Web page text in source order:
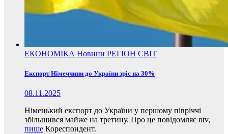
ЕКОНОМІКА Новини РЕГІОН СВІТ
Експорт Німеччини до України зріс на 30%
08.11.2025
Німецький експорт до України у першому півріччі
збільшився майже на третину. Про це повідомляє ntv,
пише Кореспондент.